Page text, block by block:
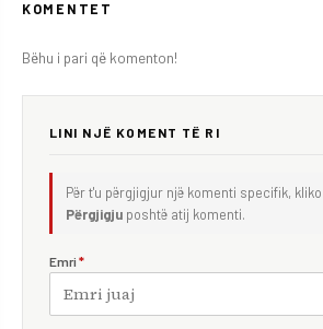
KOMENTET
Bëhu i pari që komenton!
LINI NJË KOMENT TË RI
Për t'u përgjigjur një komenti specifik,
Përgjigju poshtë atij komenti.
Emri *